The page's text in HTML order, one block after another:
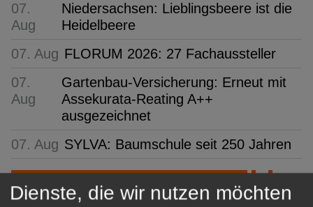
07.
Aug
Niedersachsen: Lieblingsbeere ist die
Heidelbeere
07. Aug FLORUM 2026: 27 Fachaussteller
07.
Aug
Gartenbau-Versicherung: Erneut mit
Assekurata-Reating A++
ausgezeichnet
07. Aug SYLVA: Baumschule seit 250 Jahren
GABOT Top-Jobs
Dienste, die wir nutzen möchten